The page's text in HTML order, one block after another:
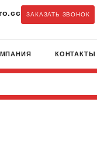
ЗАКАЗАТЬ ЗВОНОК
КОНТАКТЫ